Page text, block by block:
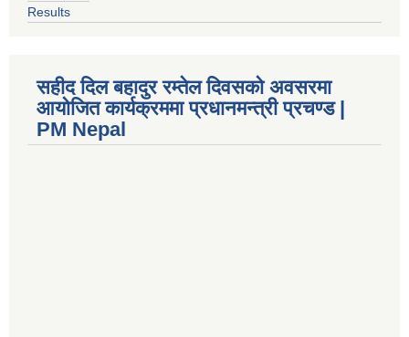
Results
सहीद दिल बहादुर रम्तेल दिवसको अवसरमा
आयोजित कार्यक्रममा प्रधानमन्त्री प्रचण्ड |
PM Nepal